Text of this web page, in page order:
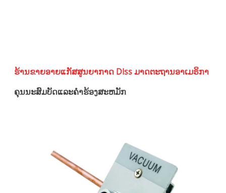
ຮ້ານຂາຍອາຍແກັສສູນຍາກາດ DIss ມາດຕະຖານອາເມຣິກາ
ຄຸນນະສົມບັດແລະຄໍາຮ້ອງສະຫມັກ